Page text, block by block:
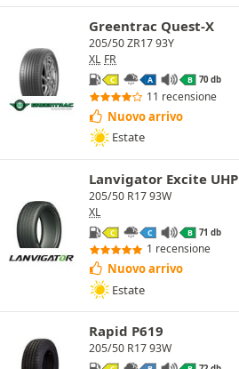
Greentrac Quest-X
205/50 ZR17 93Y
XL FR
C A B 70 db
11 recensione
Nuovo arrivo
Estate
Lanvigator Excite UHP
205/50 R17 93W
XL
C C B 71 db
1 recensione
Nuovo arrivo
Estate
Rapid P619
205/50 R17 93W